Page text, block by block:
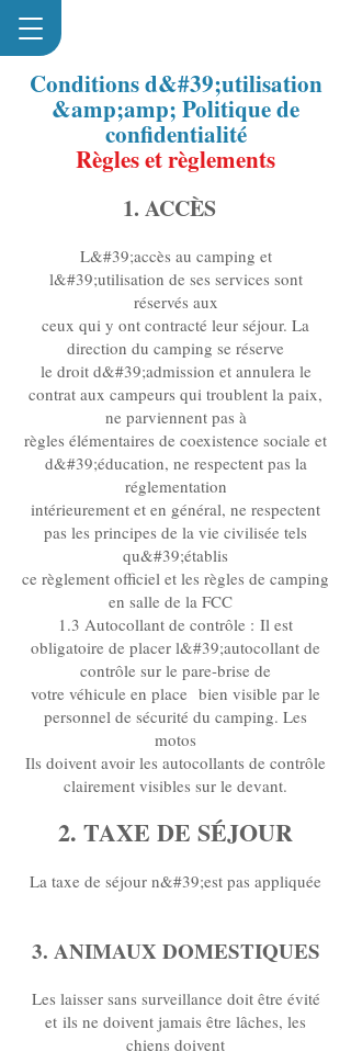
Conditions d&#39;utilisation
&amp;amp; Politique de
confidentialité
Règles et règlements
1. ACCÈS
L&#39;accès au camping et
l&#39;utilisation de ses services sont
réservés aux
ceux qui y ont contracté leur séjour. La
direction du camping se réserve
le droit d&#39;admission et annulera le
contrat aux campeurs qui troublent la paix,
ne parviennent pas à
règles élémentaires de coexistence sociale et
d&#39;éducation, ne respectent pas la
réglementation
intérieurement et en général, ne respectent
pas les principes de la vie civilisée tels
qu&#39;établis
ce règlement officiel et les règles de camping
en salle de la FCC
1.3 Autocollant de contrôle : Il est
obligatoire de placer l&#39;autocollant de
contrôle sur le pare-brise de
votre véhicule en place bien visible par le
personnel de sécurité du camping. Les
motos
Ils doivent avoir les autocollants de contrôle
clairement visibles sur le devant.
2. TAXE DE SÉJOUR
La taxe de séjour n&#39;est pas appliquée
3. ANIMAUX DOMESTIQUES
Les laisser sans surveillance doit être évité
et ils ne doivent jamais être lâches, les
chiens doivent